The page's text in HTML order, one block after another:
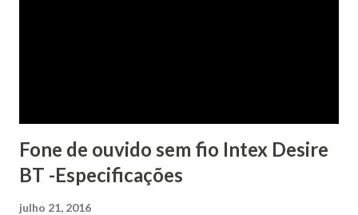
Fone de ouvido sem fio Intex Desire
BT -Especificações
julho 21, 2016